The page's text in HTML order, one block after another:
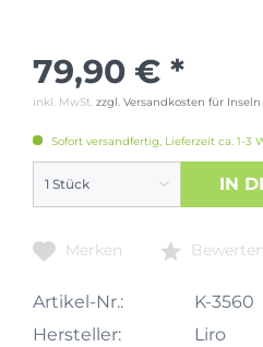
79,90 € *
inkl. MwSt. zzgl. Versandkosten für
Sofort versandfertig, Lieferzeit ca. 1-3
IN
Merken Bewerten
Artikel-Nr.:
K-3560
Hersteller:
Liro